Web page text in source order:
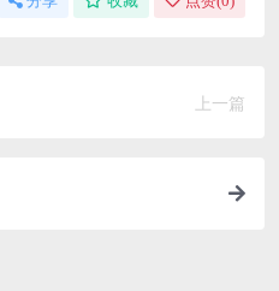
上一篇